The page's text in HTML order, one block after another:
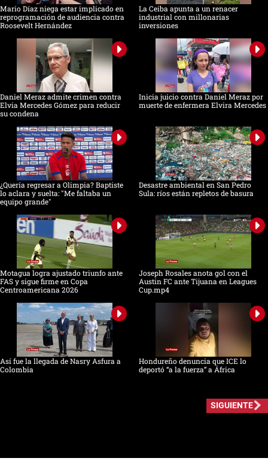
Mario Díaz niega estar implicado en
reprogramación de audiencia contra
Roosevelt Hernández
La Ceiba apunta a un renacer
industrial con millonarias
inversiones
Daniel Meraz admite crimen contra
Elvia Mercedes Gómez para reducir
su condena
Inicia juicio contra Daniel Meraz por
muerte de enfermera Elvira Mercedes
¿Quería regresar a Olimpia? Baptiste
lo aclara y suelta: "Me faltaba un
equipo grande"
Desastre ambiental en San Pedro
Sula: ríos están repletos de basura
Motagua logra ajustado triunfo ante
FAS y sigue firme en Copa
Centroamericana 2026
Joseph Rosales anota gol con el
Austin FC ante Tijuana en Leagues
Cup.mp4
Así fue la llegada de Nasry Asfura a
Colombia
Hondureño denuncia que ICE lo
deportó “a la fuerza” a África
SIGUIENTE